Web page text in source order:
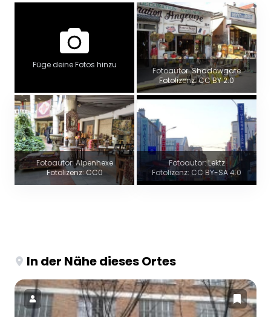
Füge deine Fotos hinzu
Fotoautor: Shadowgate
Fotolizenz: CC BY 2.0
Fotoautor: Alpenhexe
Fotolizenz: CC0
Fotoautor: Lektz
Fotolizenz: CC BY-SA 4.0
In der Nähe dieses Ortes